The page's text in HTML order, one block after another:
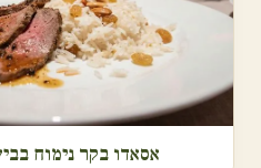
אסאדו בקר נימוח